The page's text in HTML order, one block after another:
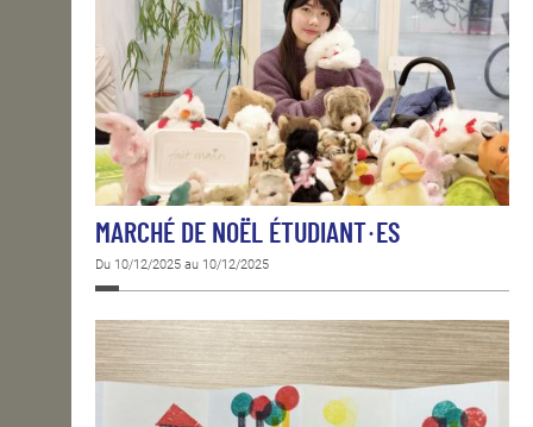
MARCHÉ DE NOËL ÉTUDIANT·ES
Du 10/12/2025 au 10/12/2025